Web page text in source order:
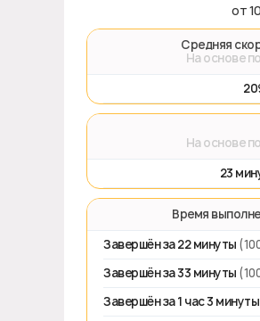
от
🚀 Средняя
На основе
На основе
23
⏱️ Время
Завершён за 22 минуты
Завершён за 33 минуты
Завершён за 1 час 3 минуты